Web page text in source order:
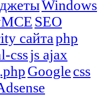
Windows
SEO
сайтаphp
cssjs ajax
Googlecss